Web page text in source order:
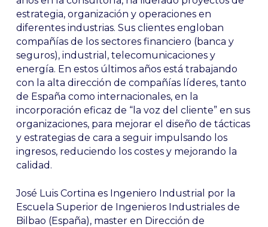
estrategia, organización y operaciones en
diferentes industrias. Sus clientes engloban
compañías de los sectores financiero (banca y
seguros), industrial, telecomunicaciones y
energía. En estos últimos años está trabajando
con la alta dirección de compañías líderes, tanto
de España como internacionales, en la
incorporación eficaz de “la voz del cliente” en sus
organizaciones, para mejorar el diseño de tácticas
y estrategias de cara a seguir impulsando los
ingresos, reduciendo los costes y mejorando la
calidad.
José Luis Cortina es Ingeniero Industrial por la
Escuela Superior de Ingenieros Industriales de
Bilbao (España), master en Dirección de